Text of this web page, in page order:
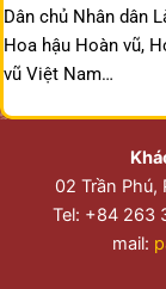
Dân chủ Nhân dân
Hoa hậu Hoàn vũ,
vũ Việt Nam…
02 Trần
Tel: +84
mail: